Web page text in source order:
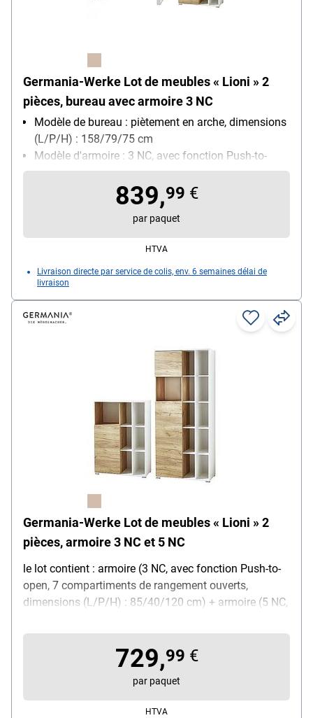
Germania-Werke Lot de meubles « Lioni » 2
pièces, bureau avec armoire 3 NC
Modèle de bureau : piètement en arche, dimensions
(L/P/H) : 158/79/75 cm
Modèle d'armoire : 3 NC, avec fonction Push-to-
open, 7 compartiments de rangements ouverts,
étagères fixes et réglables, dimensions (L/P/H) :
839,99 €
par paquet
HTVA
Livraison directe par service de colis, env. 6 semaines délai de
livraison
Germania-Werke Lot de meubles « Lioni » 2
pièces, armoire 3 NC et 5 NC
le lot contient : armoire (3 NC, avec fonction Push-to-
open, 7 compartiments de rangement ouverts,
dimensions (L/P/H) : 85/40/120 cm) + armoire (5 NC,
rangement ouvert, étagères fixes, dimensions (L/P/H)
729,99 €
par paquet
HTVA